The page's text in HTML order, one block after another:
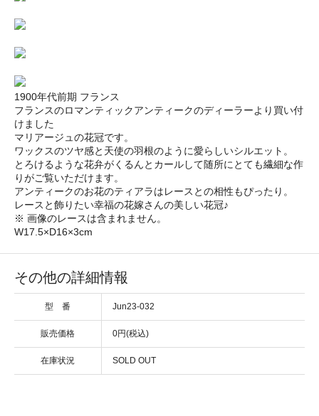
1900年代前期 フランス
フランスのロマンティックアンティークのディーラーより買い付
けました
マリアージュの花冠です。
ワックスのツヤ感と天使の羽根のように愛らしいシルエット。
とろけるような花弁がくるんとカールして随所にとても繊細な作
りがご覧いただけます。
アンティークのお花のティアラはレースとの相性もぴったり。
レースと飾りたい幸福の花嫁さんの美しい花冠♪
※ 画像のレースは含まれません。
W17.5×D16×3cm
その他の詳細情報
型 番 Jun23-032
販売価格 0円(税込)
在庫状況 SOLD OUT